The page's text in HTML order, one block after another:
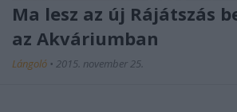
Ma lesz az új Rájátszás
az Akváriumban
Lángoló • 2015. november 25.